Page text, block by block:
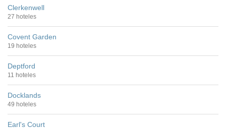
Clerkenwell
27 hoteles
Covent Garden
19 hoteles
Deptford
11 hoteles
Docklands
49 hoteles
Earl's Court